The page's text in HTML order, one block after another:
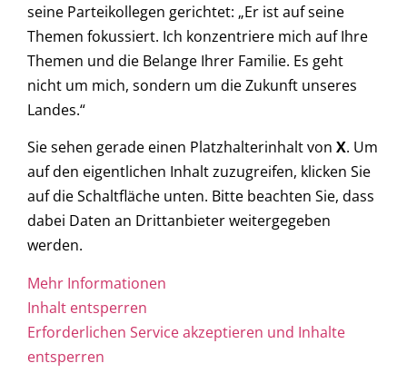
seine Parteikollegen gerichtet: „Er ist auf seine
Themen fokussiert. Ich konzentriere mich auf Ihre
Themen und die Belange Ihrer Familie. Es geht
nicht um mich, sondern um die Zukunft unseres
Landes.“
Sie sehen gerade einen Platzhalterinhalt von X. Um
auf den eigentlichen Inhalt zuzugreifen, klicken Sie
auf die Schaltfläche unten. Bitte beachten Sie, dass
dabei Daten an Drittanbieter weitergegeben
werden.
Mehr Informationen
Inhalt entsperren
Erforderlichen Service akzeptieren und Inhalte
entsperren